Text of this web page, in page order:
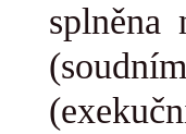
splněna